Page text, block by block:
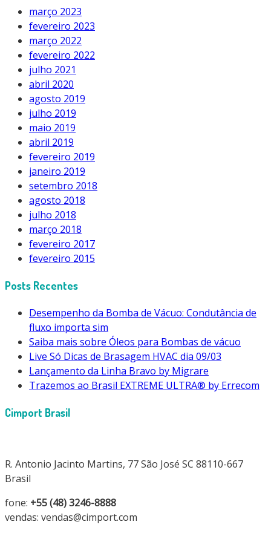
março 2023
fevereiro 2023
março 2022
fevereiro 2022
julho 2021
abril 2020
agosto 2019
julho 2019
maio 2019
abril 2019
fevereiro 2019
janeiro 2019
setembro 2018
agosto 2018
julho 2018
março 2018
fevereiro 2017
fevereiro 2015
Posts Recentes
Desempenho da Bomba de Vácuo: Condutância de
fluxo importa sim
Saiba mais sobre Óleos para Bombas de vácuo
Live Só Dicas de Brasagem HVAC dia 09/03
Lançamento da Linha Bravo by Migrare
Trazemos ao Brasil EXTREME ULTRA® by Errecom
Cimport Brasil
R. Antonio Jacinto Martins, 77 São José SC 88110-667
Brasil
fone: +55 (48) 3246-8888
vendas: vendas@cimport.com